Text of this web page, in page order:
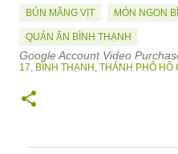
BÚN MĂNG VỊT MÓN NGON
QUÁN ĂN BÌNH THẠNH
Google Account Video
17, BÌNH THẠNH, THÀNH PHỐ HỒ